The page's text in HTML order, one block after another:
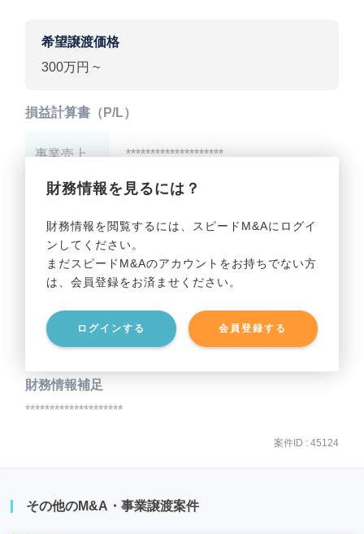
希望譲渡価格
300万円 ~
財務情報を見るには？
財務情報を閲覧するには、スピードM&Aにログイ
ンしてください。
まだスピードM&Aのアカウントをお持ちでない方
は、会員登録をお済ませください。
ログインする 会員登録する
損益計算書（P/L）
事業売上 ********************
事業利益 ********************
貸借対照表（B/S）
事業資産 ********************
事業負債 ********************
財務情報補足
********************
案件ID : 45124
その他のM&A・事業譲渡案件